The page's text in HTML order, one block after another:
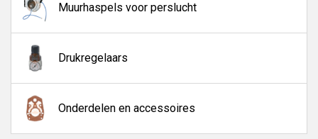
Muurhaspels voor perslucht
Drukregelaars
Onderdelen en accessoires